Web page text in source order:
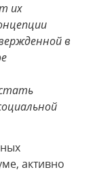
их
в
активно